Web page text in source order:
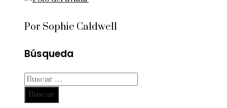
Por Sophie Caldwell
Búsqueda
Buscar: